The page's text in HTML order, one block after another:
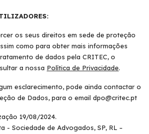
os seus direitos em sede de proteção
como para obter mais informações
de dados pela CRITEC, o
a nossa Política de Privacidade.
esclarecimento, pode ainda contactar o
de Dados, para o email dpo@critec.pt
19/08/2024.
- Sociedade de Advogados, SP, RL –